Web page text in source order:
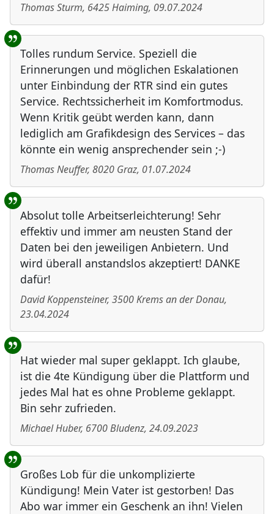
Thomas Sturm, 6425Haiming, 09.07.2024
Tolles rundum Service. Speziell die
Erinnerungen und möglichen Eskalationen
unter Einbindung der RTR sind ein gutes
Service. Rechtssicherheit im Komfortmodus.
Wenn Kritik geübt werden kann, dann
lediglich am Grafikdesign des Services – das
könnte ein wenig ansprechender sein ;-)
Thomas Neuffer, 8020 Graz, 01.07.2024
Absolut tolle Arbeitserleichterung! Sehr
effektiv und immer am neusten Stand der
Daten bei den jeweiligen Anbietern. Und
wird überall anstandslos akzeptiert! DANKE
dafür!
David Koppensteiner, 3500Krems an der Donau,
23.04.2024
Hat wieder mal super geklappt. Ich glaube,
ist die 4te Kündigung über die Plattform und
jedes Mal hat es ohne Probleme geklappt.
Bin sehr zufrieden.
Michael Huber, 6700Bludenz, 24.09.2023
Großes Lob für die unkomplizierte
Kündigung! Mein Vater ist gestorben! Das
Abo war immer ein Geschenk an ihn! Vielen